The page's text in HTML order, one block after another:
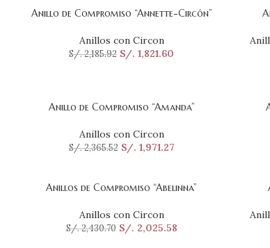
SELECCIONAR OPCIONES
Anillo de Compromiso “Annette-Circón”
Anillos con Circon
S/.2,185.92 S/. 1,821.60
SELECCIONAR OPCIONES
Anillo de Compromiso “Amanda”
Anillos con Circon
S/.2,365.52 S/. 1,971.27
SELECCIONAR OPCIONES
Anillos de Compromiso “Abelinna”
Anillos con Circon
S/.2,430.70 S/. 2,025.58